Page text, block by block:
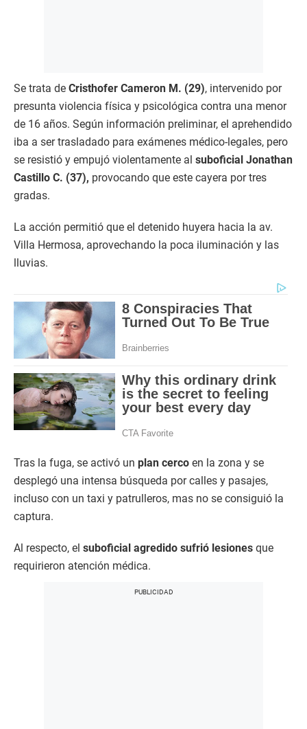
Se trata de Cristhofer Cameron M. (29), intervenido por
presunta violencia física y psicológica contra una menor
de 16 años. Según información preliminar, el aprehendido
iba a ser trasladado para exámenes médico-legales, pero
se resistió y empujó violentamente al suboficial Jonathan
Castillo C. (37), provocando que este cayera por tres
gradas.
La acción permitió que el detenido huyera hacia la av.
Villa Hermosa, aprovechando la poca iluminación y las
lluvias.
Tras la fuga, se activó un plan cerco en la zona y se
desplegó una intensa búsqueda por calles y pasajes,
incluso con un taxi y patrulleros, mas no se consiguió la
captura.
Al respecto, el suboficial agredido sufrió lesiones que
requirieron atención médica.